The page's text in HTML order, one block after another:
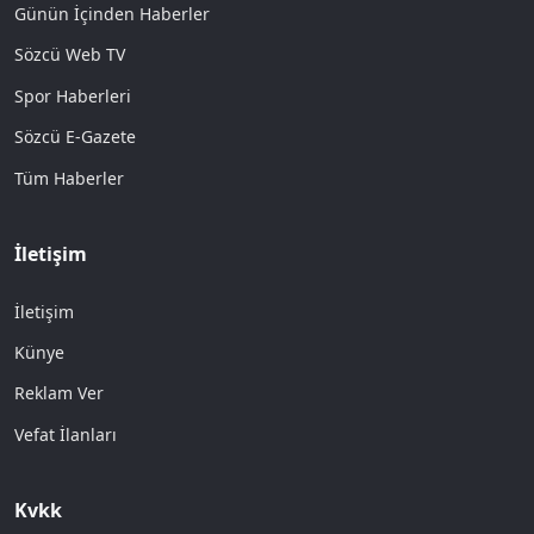
Günün İçinden Haberler
Sözcü Web TV
Spor Haberleri
Sözcü E-Gazete
Tüm Haberler
İletişim
İletişim
Künye
Reklam Ver
Vefat İlanları
Kvkk